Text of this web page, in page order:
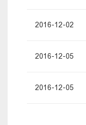
2016-12-02
2016-12-05
2016-12-05